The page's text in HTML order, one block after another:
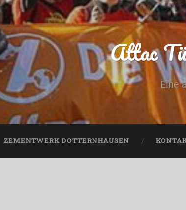
Attac
Eine
ZEMENTWERK DOTTERNHAUSEN